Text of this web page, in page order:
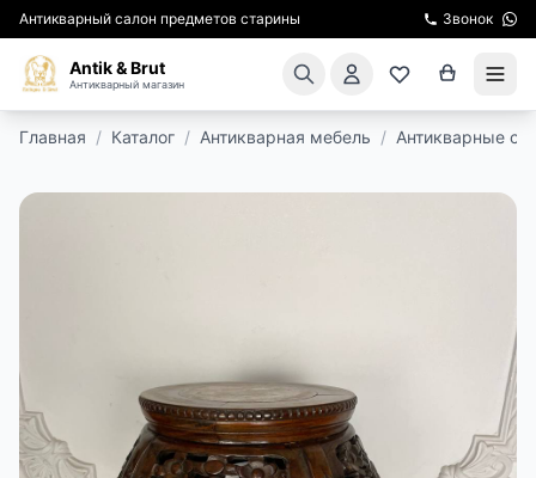
Антикварный салон предметов старины Звонок
Antik & Brut
Антикварный магазин
ЭКСКУРСИИ
РЕСТАВРАЦИЯ
Главная / Каталог / Антикварная мебель / Антикварные